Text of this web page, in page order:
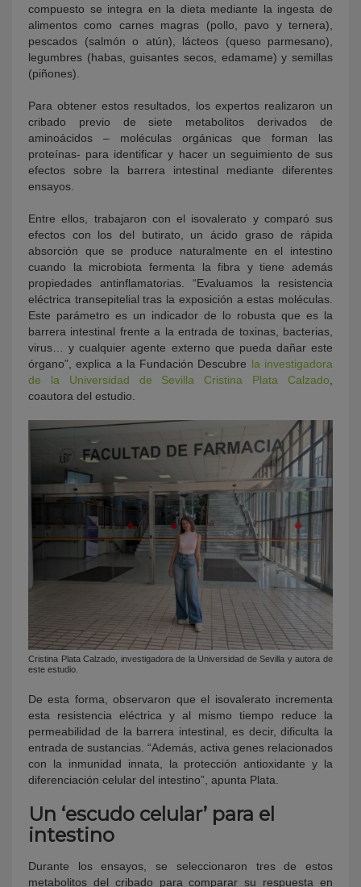
compuesto se integra en la dieta mediante la ingesta de
alimentos como carnes magras (pollo, pavo y ternera),
pescados (salmón o atún), lácteos (queso parmesano),
legumbres (habas, guisantes secos, edamame) y semillas
(piñones).
Para obtener estos resultados, los expertos realizaron un
cribado previo de siete metabolitos derivados de
aminoácidos – moléculas orgánicas que forman las
proteínas- para identificar y hacer un seguimiento de sus
efectos sobre la barrera intestinal mediante diferentes
ensayos.
Entre ellos, trabajaron con el isovalerato y comparó sus
efectos con los del butirato, un ácido graso de rápida
absorción que se produce naturalmente en el intestino
cuando la microbiota fermenta la fibra y tiene además
propiedades antinflamatorias. “Evaluamos la resistencia
eléctrica transepitelial tras la exposición a estas moléculas.
Este parámetro es un indicador de lo robusta que es la
barrera intestinal frente a la entrada de toxinas, bacterias,
virus… y cualquier agente externo que pueda dañar este
órgano”, explica a la Fundación Descubre la investigadora
de la Universidad de Sevilla Cristina Plata Calzado
coautora del estudio.
Cristina Plata Calzado, investigadora de la Universidad de Sevilla y autora de
este estudio.
De esta forma, observaron que el isovalerato incrementa
esta resistencia eléctrica y al mismo tiempo reduce la
permeabilidad de la barrera intestinal, es decir, dificulta la
entrada de sustancias. “Además, activa genes relacionados
con la inmunidad innata, la protección antioxidante y la
diferenciación celular del intestino”, apunta Plata.
Un ‘escudo celular’ para el
intestino
Durante los ensayos, se seleccionaron tres de estos
metabolitos del cribado para comparar su respuesta en